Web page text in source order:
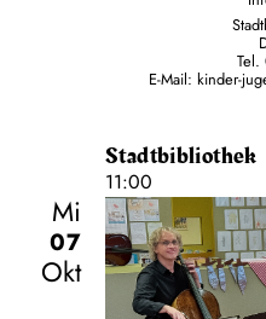
E-Mail: kinder-
Stadtbibliothek
11:00
Mi
07
Okt